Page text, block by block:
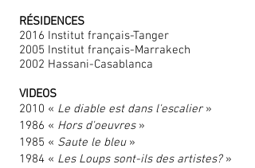
RÉSIDENCES
2016 Institut français-Tanger
2005 Institut français-Marrakech
2002 Hassani-Casablanca
VIDEOS
2010 « Le diable est dans l'escalier»
1986 « Hors d'oeuvres »
1985 « Saute le bleu»
1984 « Les Loups sont-ils des artistes?»